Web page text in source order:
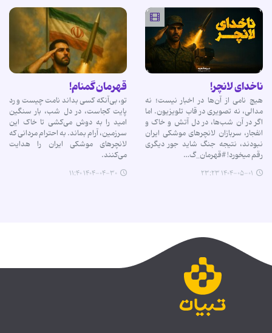
ناخدای لانچر!
هیچ نامی از آن‌ها در اخبار نیست؛ نه
مدالی، نه تصویری در قاب تلویزیون. اما
اگر در آن شب‌ها، در دل آتش و خاک و
انفجار، سربازان لانچرهای موشکی ایران
نبودند، نتیجه جنگ شاید جور دیگری
رقم میخورد! #قهرمان_گ…
۱۴۰۴-۰۵-۰۱ ۲۳:۲۳
قهرمان گمنام!
تو، بی‌آنکه کسی بداند نامت چیست و رد
پایت کجاست، در دل شب، بار سنگین
امید را به دوش می‌کشی تا خاک این
سرزمین، آرام بماند. به احترام مردانی که
لانچرهای موشکی ایران را هدایت
می‌کنند.
۱۴۰۴-۰۴-۳۰ ۱۱:۴۰